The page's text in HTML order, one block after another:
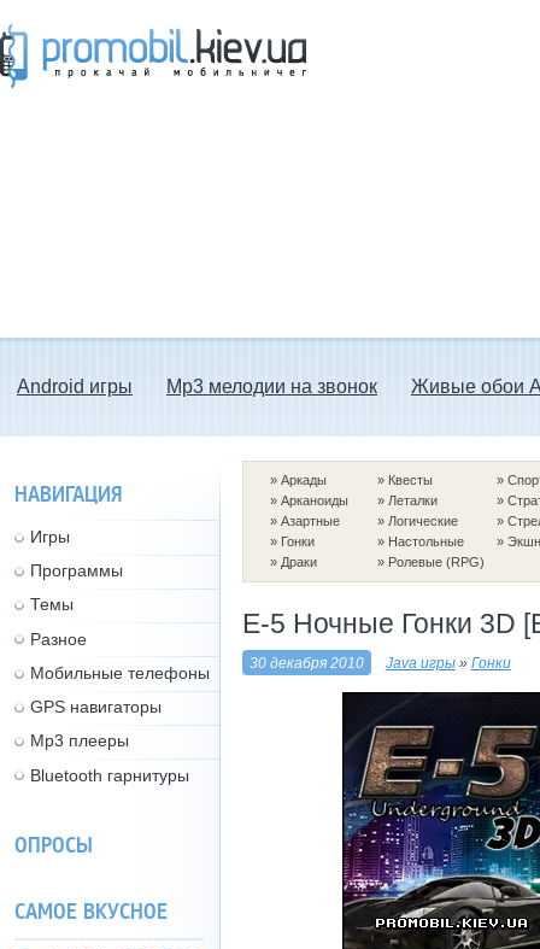
Android игры Mp3 мелодии на звонок Живые обои
» Аркады
» Арканоиды
» Азартные
» Гонки
» Драки
» Квесты
» Леталки
» Логические
» Настольные
» Ролевые (RPG)
»
»
»
»
E-5 Ночные Гонки 3D
30 декабря 2010 Java игры» Гонки
НАВИГАЦИЯ
Игры
Программы
Темы
Разное
Мобильные телефоны
GPS навигаторы
Mp3 плееры
Bluetooth гарнитуры
ОПРОСЫ
САМОЕ ВКУСНОЕ